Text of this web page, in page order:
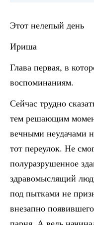
Этот нелепый день
Ириша
Глава первая, в
воспоминаниям.
Сейчас трудно
тем решающим
вечными неудачами
тот переулок. Не
полуразрушенное
здравомыслящий
под пытками не
внезапно